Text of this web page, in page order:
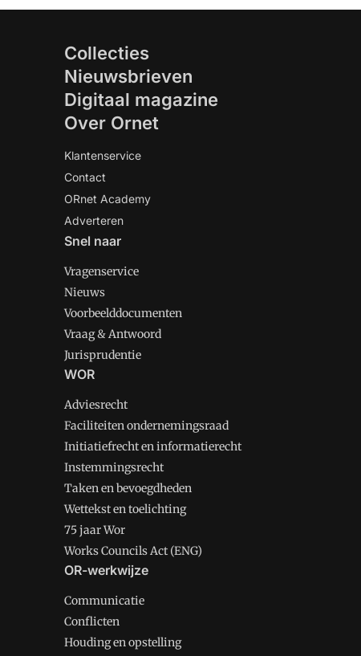
Collecties
Nieuwsbrieven
Digitaal magazine
Over Ornet
Klantenservice
Contact
ORnet Academy
Adverteren
Snel naar
Vragenservice
Nieuws
Voorbeelddocumenten
Vraag & Antwoord
Jurisprudentie
WOR
Adviesrecht
Faciliteiten ondernemingsraad
Initiatiefrecht en informatierecht
Instemmingsrecht
Taken en bevoegdheden
Wettekst en toelichting
75 jaar Wor
Works Councils Act (ENG)
OR-werkwijze
Communicatie
Conflicten
Houding en opstelling